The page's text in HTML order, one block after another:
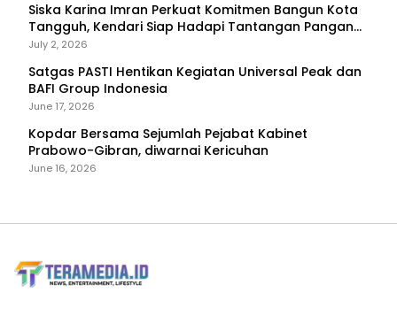
Siska Karina Imran Perkuat Komitmen Bangun Kota
Tangguh, Kendari Siap Hadapi Tantangan Pangan
dan Bencana
July 2, 2026
Satgas PASTI Hentikan Kegiatan Universal Peak dan
BAFI Group Indonesia
June 17, 2026
Kopdar Bersama Sejumlah Pejabat Kabinet
Prabowo-Gibran, diwarnai Kericuhan
June 16, 2026